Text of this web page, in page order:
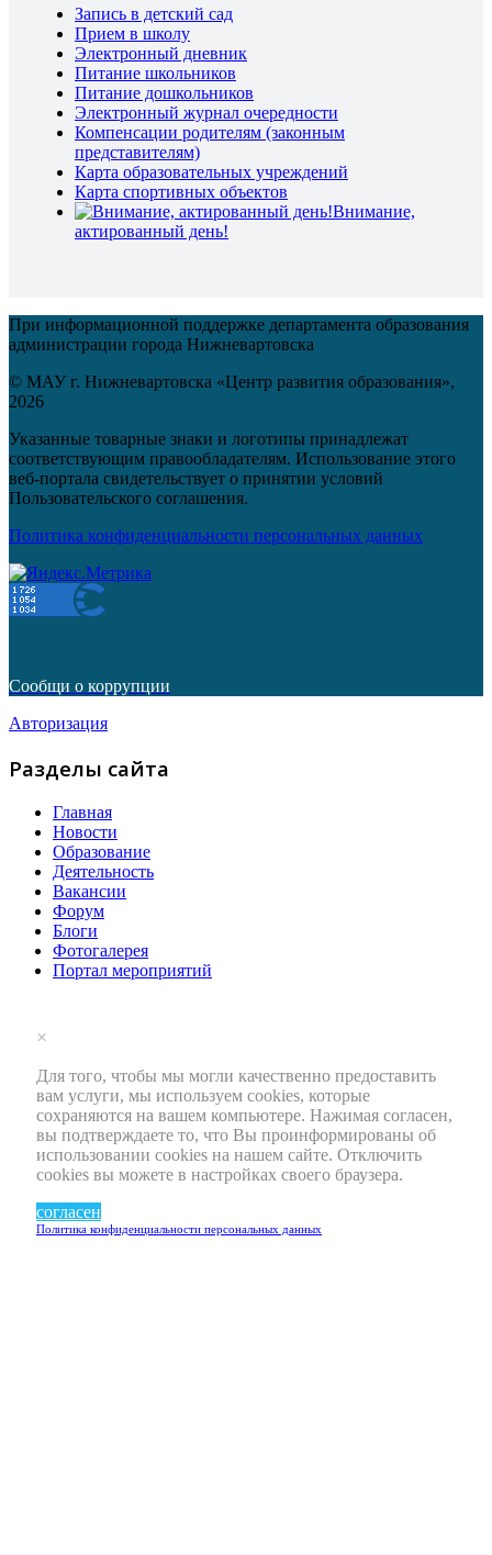
Запись в детский сад
Прием в школу
Электронный дневник
Питание школьников
Питание дошкольников
Электронный журнал очередности
Компенсации родителям (законным
представителям)
Карта образовательных учреждений
Карта спортивных объектов
Внимание,
актированный день!
При информационной поддержке департамента образования
администрации города Нижневартовска
© МАУ г. Нижневартовска «Центр развития образования»,
2026
Указанные товарные знаки и логотипы принадлежат
соответствующим правообладателям. Использование этого
веб-портала свидетельствует о принятии условий
Пользовательского соглашения.
Политика конфиденциальности персональных данных
Сообщи о коррупции
Авторизация
Разделы сайта
Главная
Новости
Образование
Деятельность
Вакансии
Форум
Блоги
Фотогалерея
Портал мероприятий
×
Для того, чтобы мы могли качественно предоставить
вам услуги, мы используем cookies, которые
сохраняются на вашем компьютере. Нажимая согласен,
вы подтверждаете то, что Вы проинформированы об
использовании cookies на нашем сайте. Отключить
cookies вы можете в настройках своего браузера.
согласен
Политика конфиденциальности персональных данных